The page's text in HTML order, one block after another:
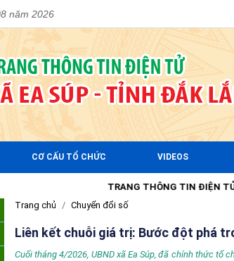
năm 2026
CƠ CẤU TỔ CHỨC VIDEOS
TRANG THÔNG TIN ĐIỆN TỬ XÃ EA SÚP
Trang chủ Chuyển đổi số
Liên kết chuỗi giá trị: Bước đột phá
Cuối tháng 4/2026, UBND xã Ea Súp, đã chính thức tổ